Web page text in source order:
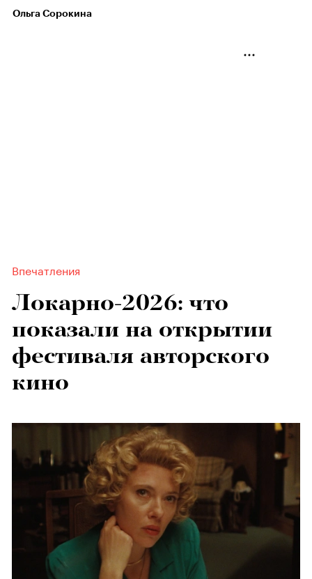
Ольга Сорокина
Впечатления
Локарно-2026: что
показали на открытии
фестиваля авторского
кино